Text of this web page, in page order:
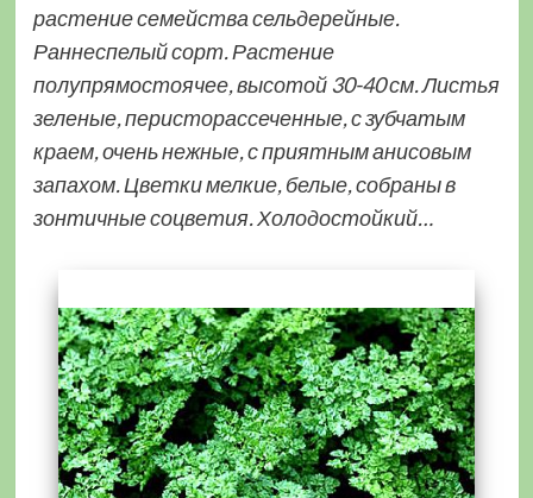
растение семейства сельдерейные.
Раннеспелый сорт. Растение
полупрямостоячее, высотой 30-40 см. Листья
зеленые, перисторассеченные, с зубчатым
краем, очень нежные, с приятным анисовым
запахом. Цветки мелкие, белые, собраны в
зонтичные соцветия. Холодостойкий…